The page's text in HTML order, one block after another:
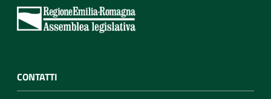
CONTATTI